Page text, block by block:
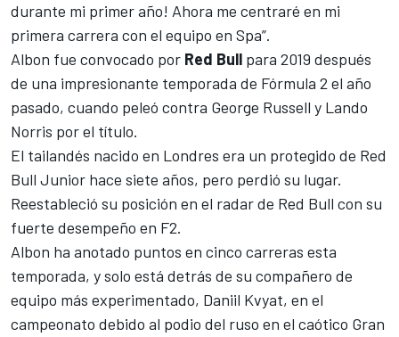
durante mi primer año! Ahora me centraré en mi
primera carrera con el equipo en Spa”.
Albon fue convocado por Red Bull para 2019 después
de una impresionante temporada de Fórmula 2 el año
pasado, cuando peleó contra George Russell y Lando
Norris por el título.
El tailandés nacido en Londres era un protegido de Red
Bull Junior hace siete años, pero perdió su lugar.
Reestableció su posición en el radar de Red Bull con su
fuerte desempeño en F2.
Albon ha anotado puntos en cinco carreras esta
temporada, y solo está detrás de su compañero de
equipo más experimentado, Daniil Kvyat, en el
campeonato debido al podio del ruso en el caótico Gran